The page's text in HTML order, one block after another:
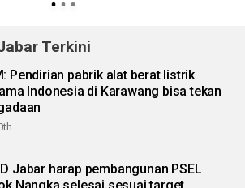
Terkini
Pendirian pabrik alat berat listrik
Indonesia di Karawang bisa tekan
Jabar harap pembangunan PSEL